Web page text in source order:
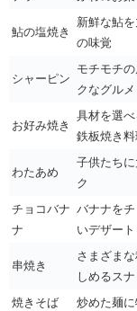
鮎の塩焼き
新鮮な鮎
の味覚
シャーピン
モチモチ
クなグルメ
お好み焼き
具材を選
鉄板焼き料
わたあめ
子供たち
ク
チョコバナ
ナ
バナナを
いデザート
串焼き
さまざま
しめるスナ
焼きそば
炒めた麺